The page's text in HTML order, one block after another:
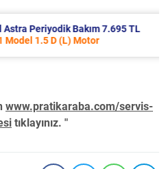
Bakım 7.695 TL
D (L) Motor
www.pratikaraba.com/servis-
tıklayınız. "